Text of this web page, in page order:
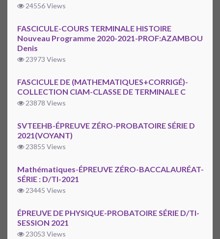
24556 Views
FASCICULE-COURS TERMINALE HISTOIRE
Nouveau Programme 2020-2021-PROF:AZAMBOU
Denis
23973 Views
FASCICULE DE (MATHEMATIQUES+CORRIGÉ)-
COLLECTION CIAM-CLASSE DE TERMINALE C
23878 Views
SVTEEHB-ÉPREUVE ZÉRO-PROBATOIRE SÉRIE D
2021(VOYANT)
23855 Views
Mathématiques-ÉPREUVE ZÉRO-BACCALAURÉAT-
SÉRIE : D/TI-2021
23445 Views
ÉPREUVE DE PHYSIQUE-PROBATOIRE SÉRIE D/TI-
SESSION 2021
23053 Views